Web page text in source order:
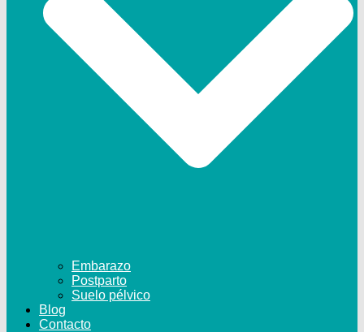
Embarazo
Postparto
Suelo pélvico
Blog
Contacto